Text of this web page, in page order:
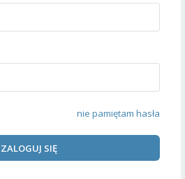
nie pamiętam hasła
ZALOGUJ SIĘ